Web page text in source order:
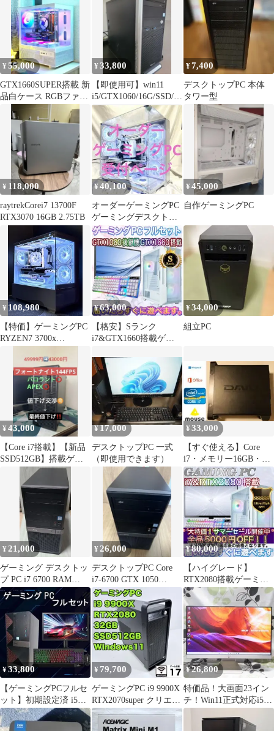
¥55,000
GTX1660SUPER搭載 新
品白ケース RGBファン
自作ゲーミングPC
¥33,800
【即使用可】win11
i5/GTX1060/16G/SSD/W
iFi/BT
¥7,400
デスクトップPC 本体
タワー型
¥ 118,000
raytrekCorei7 13700F
RTX3070 16GB 2.75TB
¥ 40,100
オーダーゲーミングPC
ゲーミングデスクトッ
プ 初めての方も安心
実績♪
¥45,000
自作ゲーミングPC
¥108,980
【特価】ゲーミングPC
RYZEN7 3700x
¥63,000
【格安】Sランク
i7&GTX1660搭載ゲー
ワイト
¥34,000
組立PC
¥43,000
【Core i7搭載】【新品
SSD512GB】搭載ゲー
ミングPC ‼️【大特
¥17,000
デスクトップPC 一式
（即使用できます）
¥33,000
【すぐ使える】Core
i7・メモリー16GB・
Office・ゲーミングPC
¥ 21,000
ゲーミング デスクトッ
プ PC i7 6700 RAM
16gb GTX1050
¥ 26,000
デスクトップPC Core
i7-6700 GTX 1050
8GB/256GB
¥80,000
【ハイグレード】
RTX2080搭載ゲーミン
グPCフルセットホワイ
ト
¥33,800
【ゲーミングPCフルセ
ット】初期設定済 i5
AMDグラボ Office搭載
¥ 79,700
ゲーミングPC i9 9900X
RTX2070super クリエイ
ター用途にも
¥26,800
特価品！大画面23イン
チ！Win11正式対応i5/
メ8GB/SSD/カメラ/無線